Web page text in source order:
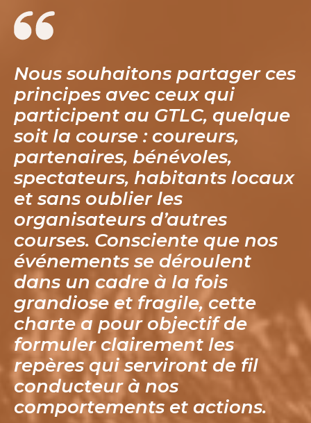
Nous souhaitons partager ces
principes avec ceux qui
participent au GTLC, quelque
soit la course : coureurs,
partenaires, bénévoles,
spectateurs, habitants locaux
et sans oublier les
organisateurs d’autres
courses. Consciente que nos
événements se déroulent
dans un cadre à la fois
grandiose et fragile, cette
charte a pour objectif de
formuler clairement les
repères qui serviront de fil
conducteur à nos
comportements et actions.